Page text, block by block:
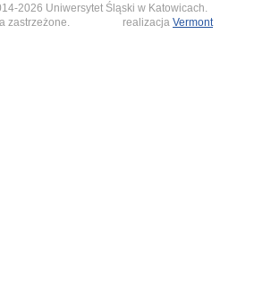
2026 Uniwersytet Śląski w Katowicach.
zastrzeżone.
realizacja Vermont